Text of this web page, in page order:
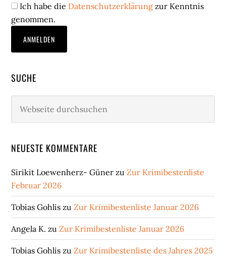
Ich habe die Datenschutzerklärung zur Kenntnis
genommen.
SUCHE
durchsuchen
NEUESTE KOMMENTARE
Sirikit Loewenherz- Güner zuZur Krimibestenliste
Februar 2026
Tobias Gohlis zuZur Krimibestenliste Januar 2026
Angela K. zuZur Krimibestenliste Januar 2026
Tobias Gohlis zuZur Krimibestenliste des Jahres 2025